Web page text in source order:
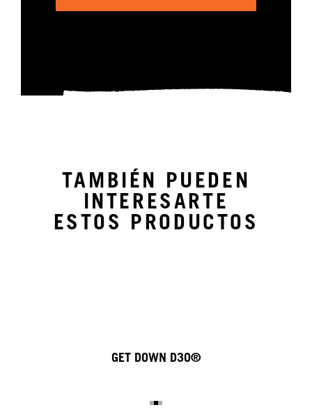
TAMBIÉN PUEDEN
INTERESARTE
ESTOS PRODUCTOS
GET DOWN D3O®